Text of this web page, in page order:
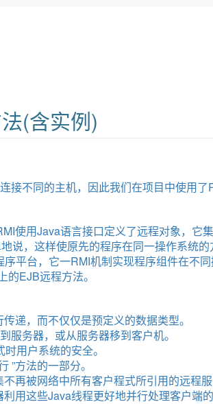
(含实例)
不同的主机，因此我们在项目中使用了
用Java语言接口定义了远程对象，它
说，这样使原先的程序在同一操作系统
平台，它一RMI机制实现程序组件在不
EJB远程方法。
递，而不仅仅是预定义的数据类型。
服务器，或从服务器移到客户机。
用户系统的安全。
”方法的一部分。
再被网络中所有客户程式所引用的远程服
用这些Java线程更好地并行处理客户端的